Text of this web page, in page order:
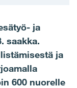
ja
saakka.
ja
600 nuorelle